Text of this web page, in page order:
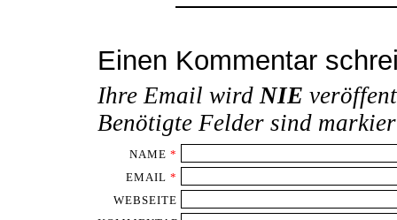
Einen Kommentar
Ihre Email wirdNIE
Benötigte Felder sind
NAME *
EMAIL *
WEBSEITE